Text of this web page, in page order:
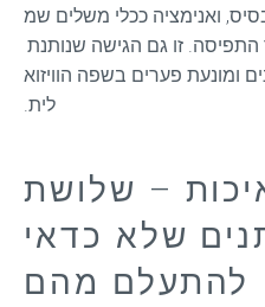
ואנימציה ככלי משלים שמ
ומונעת פערים בשפה הוויזוא
לית.
– שלושת
שלא כדאי
להתעלם מהם